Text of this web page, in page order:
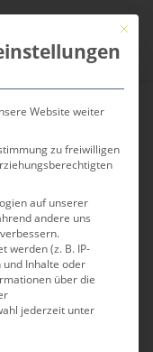
search
Mit
Website weiter
zu freiwilligen
auf unserer
andere uns
werden (z. B. IP-
und Inhalte oder
über die
jederzeit unter
Gruppen, für die